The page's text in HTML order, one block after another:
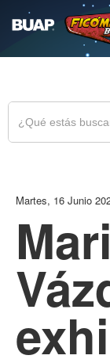
Martes, 16 Junio